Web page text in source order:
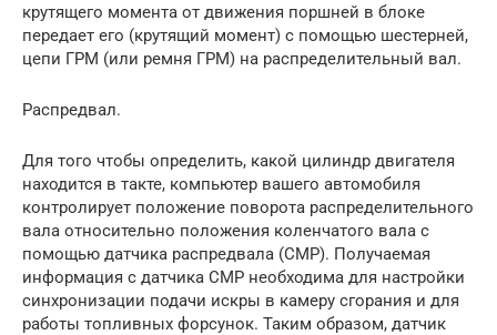
крутящего момента от движения поршней в блоке
передает его (крутящий момент) с помощью шестерней,
цепи ГРМ (или ремня ГРМ) на распределительный вал.
Распредвал.
Для того чтобы определить, какой цилиндр двигателя
находится в такте, компьютер вашего автомобиля
контролирует положение поворота распределительного
вала относительно положения коленчатого вала с
помощью датчика распредвала (СМР). Получаемая
информация с датчика СМР необходима для настройки
синхронизации подачи искры в камеру сгорания и для
работы топливных форсунок. Таким образом, датчик